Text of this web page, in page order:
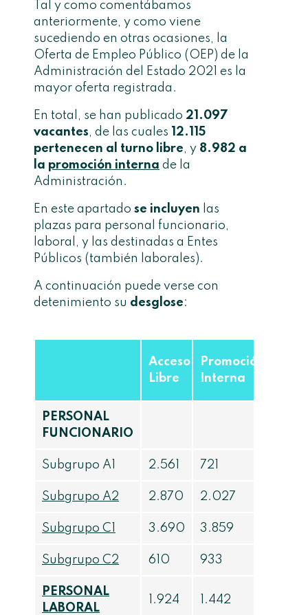
Tal y como comentábamos
anteriormente, y como viene
sucediendo en otras ocasiones, la
Oferta de Empleo Público (OEP) de la
Administración del Estado 2021 es la
mayor oferta registrada.
En total, se han publicado 21.097
vacantes, de las cuales 12.115
pertenecen al turno libre, y 8.982 a
la promoción interna de la
Administración.
En este apartado se incluyen las
plazas para personal funcionario,
laboral, y las destinadas a Entes
Públicos (también laborales).
A continuación puede verse con
detenimiento su desglose:
Acceso
Libre
Promoción
Interna
PERSONAL
FUNCIONARIO
Subgrupo A1 2.561 721
Subgrupo A2 2.870 2.027
Subgrupo C1 3.690 3.859
Subgrupo C2 610 933
PERSONAL
LABORAL
1.924 1.442